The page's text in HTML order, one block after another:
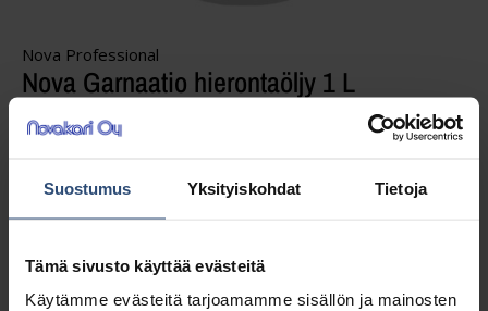
Suostumus Yksityiskohdat Tietoja
Tämä sivusto käyttää evästeitä
Käytämme evästeitä tarjoamamme sisällön ja mainosten
Nova Professional
Nova Garnaatio hierontaöljy 1 L
kaikissa hieronnoissa. Ei sisällä lisättyä
hajustetta, väriä tai muita lisäaineita. Nova
Neutralia ohuempi koostumus.